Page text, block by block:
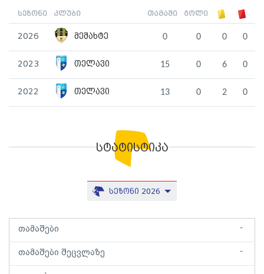
სეზონი კლუბი თამაში გოლი
2026 მეშახტე 0 0 0 0
2023 თელავი 15 0 6 0
2022 თელავი 13 0 2 0
სტატისტიკა
სეზონი 2026
თამაშები -
თამაშები შეცვლაზე -